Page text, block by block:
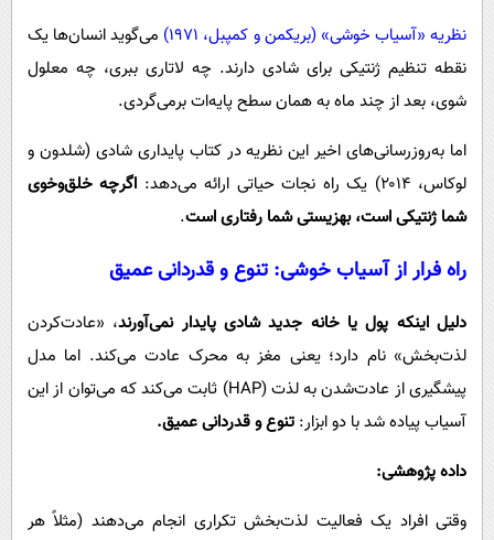
نظریه «آسیاب خوشی» (بریکمن و کمپبل، ۱۹۷۱)
می‌گوید انسان‌ها یک
نقطه تنظیم ژنتیکی برای شادی دارند. چه لاتاری ببری، چه معلول
شوی، بعد از چند ماه به همان سطح پایه‌ات برمی‌گردی.
اما به‌روزرسانی‌های اخیر این نظریه در کتاب پایداری شادی (شلدون و
لوکاس، ۲۰۱۴) یک راه نجات حیاتی ارائه می‌دهد:
اگرچه خلق‌وخوی
شما ژنتیکی است، بهزیستی شما رفتاری است.
راه فرار از آسیاب خوشی: تنوع و قدردانی عمیق
دلیل اینکه پول یا خانه جدید شادی پایدار نمی‌آورند، «عادت‌کردن
لذت‌بخش» نام دارد؛ یعنی مغز به محرک عادت می‌کند. اما مدل
پیشگیری از عادت‌شدن به لذت (HAP) ثابت می‌کند که می‌توان از این
آسیاب پیاده شد با دو ابزار: تنوع و قدردانی عمیق.
داده پژوهشی:
وقتی افراد یک فعالیت لذت‌بخش تکراری انجام می‌دهند (مثلاً هر